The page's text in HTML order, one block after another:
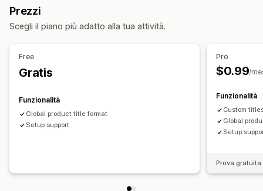
Prezzi
Scorte
Aggiornamenti manuali
Prezzi
Scegli il piano più adatto alla tua attività.
Free
Gratis
Funzionalità
Global product title format
Setup support
Pro
$0.99/
Funzionalità
Custom
Global
Setup
Prova gratuita